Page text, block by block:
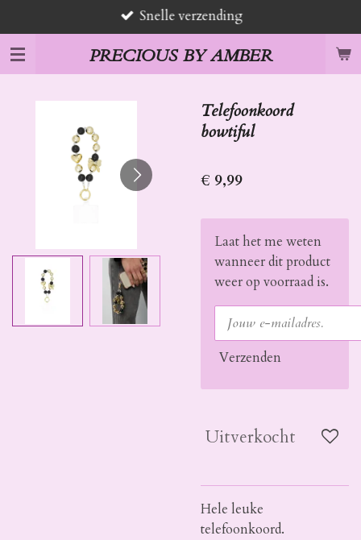
direct
naar
de
hoofdinhoud
PRECIOUS BY AMBER
Snelle verzending
Telefoonkoord
bowtiful
€ 9,99
Laat het me weten
wanneer dit product
weer op voorraad is.
Verzenden
Uitverkocht
Hele leuke
telefoonkoord.